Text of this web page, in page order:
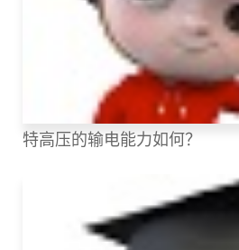
特高压的输电能力如何？